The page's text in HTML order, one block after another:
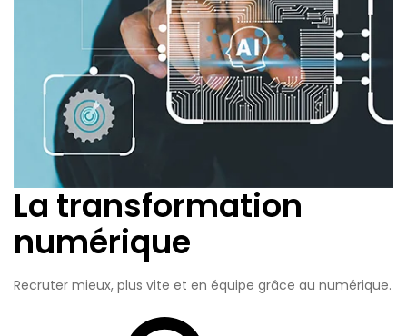
La transformation
numérique
Recruter mieux, plus vite et en équipe grâce au numérique.